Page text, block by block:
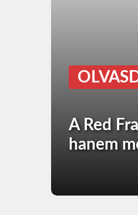
A Red
hanem